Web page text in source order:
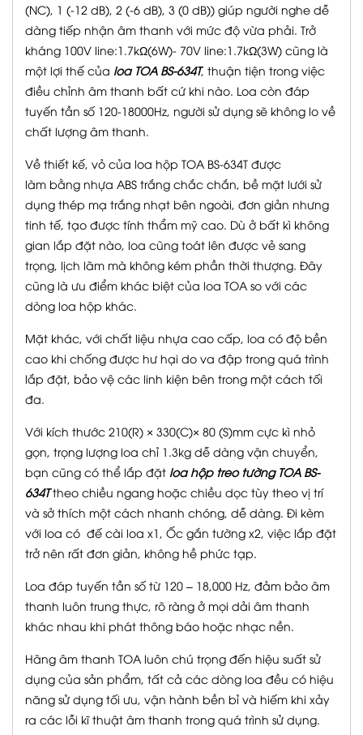
(NC), 1 (-12 dB), 2 (-6 dB), 3 (0 dB)) giúp người nghe dễ
dàng tiếp nhận âm thanh với mức độ vừa phải. Trở
kháng 100V line:1.7kΩ(6W)- 70V line:1.7kΩ(3W) cũng là
một lợi thế của loa TOA BS-634T, thuận tiện trong việc
điều chỉnh âm thanh bất cứ khi nào. Loa còn đáp
tuyến tần số 120-18000Hz, người sử dụng sẽ không lo về
chất lượng âm thanh.
Về thiết kế, vỏ của loa hộp TOA BS-634T được
làm bằng nhựa ABS trắng chắc chắn, bề mặt lưới sử
dụng thép mạ trắng nhạt bên ngoài, đơn giản nhưng
tinh tế, tạo được tính thẩm mỹ cao. Dù ở bất kì không
gian lắp đặt nào, loa cũng toát lên được vẻ sang
trọng, lịch lãm mà không kém phần thời thượng. Đây
cũng là ưu điểm khác biệt của loa TOA so với các
dòng loa hộp khác.
Mặt khác, với chất liệu nhựa cao cấp, loa có độ bền
cao khi chống được hư hại do va đập trong quá trình
lắp đặt, bảo vệ các linh kiện bên trong một cách tối
đa.
Với kích thước 210(R) × 330(C)× 80 (S)mm cực kì nhỏ
gọn, trọng lượng loa chỉ 1.3kg dễ dàng vận chuyển,
bạn cũng có thể lắp đặt loa hộp treo tường TOA BS-
634Ttheo chiều ngang hoặc chiều dọc tùy theo vị trí
và sở thích một cách nhanh chóng, dễ dàng. Đi kèm
với loa có đế cài loa x1, Ốc gắn tường x2, việc lắp đặt
trở nên rất đơn giản, không hề phức tạp.
Loa đáp tuyến tần số từ 120 – 18,000 Hz, đảm bảo âm
thanh luôn trung thực, rõ ràng ở mọi dải âm thanh
khác nhau khi phát thông báo hoặc nhạc nền.
Hãng âm thanh TOA luôn chú trọng đến hiệu suất sử
dụng của sản phẩm, tất cả các dòng loa đều có hiệu
năng sử dụng tối ưu, vận hành bền bỉ và hiếm khi xảy
ra các lỗi kĩ thuật âm thanh trong quá trình sử dụng.